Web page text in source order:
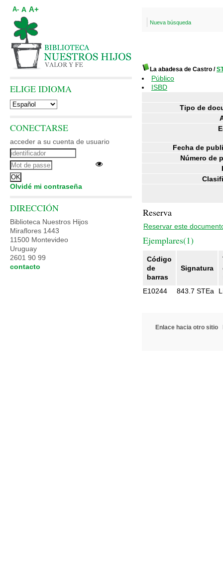
Nueva búsqueda
La abadesa de Castro /
Público
ISBD
Tipo de
Fecha de
Número de
Reserva
Reservar este
Ejemplares(1)
Código
de
barras
Signatura
E10244
843.7 STEa
Enlace hacia otro sitio
A- A A+
ELIGE IDIOMA
CONECTARSE
acceder a su cuenta de usuario
Olvidé mi contraseña
DIRECCIÓN
Biblioteca Nuestros Hijos
Miraflores 1443
11500 Montevideo
Uruguay
2601 90 99
contacto